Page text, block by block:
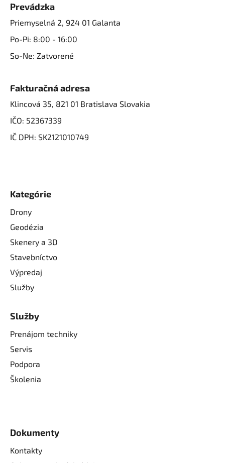
Prevádzka
Priemyselná 2, 924 01 Galanta
Po-Pi: 8:00 - 16:00
So-Ne: Zatvorené
Fakturačná adresa
Klincová 35, 821 01 Bratislava Slovakia
IČO: 52367339
IČ DPH: SK2121010749
Kategórie
Drony
Geodézia
Skenery a 3D
Stavebníctvo
Výpredaj
Služby
Služby
Prenájom techniky
Servis
Podpora
Školenia
Dokumenty
Kontakty